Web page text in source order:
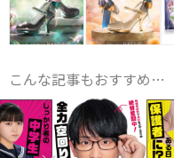
こんな記事もおすすめ…